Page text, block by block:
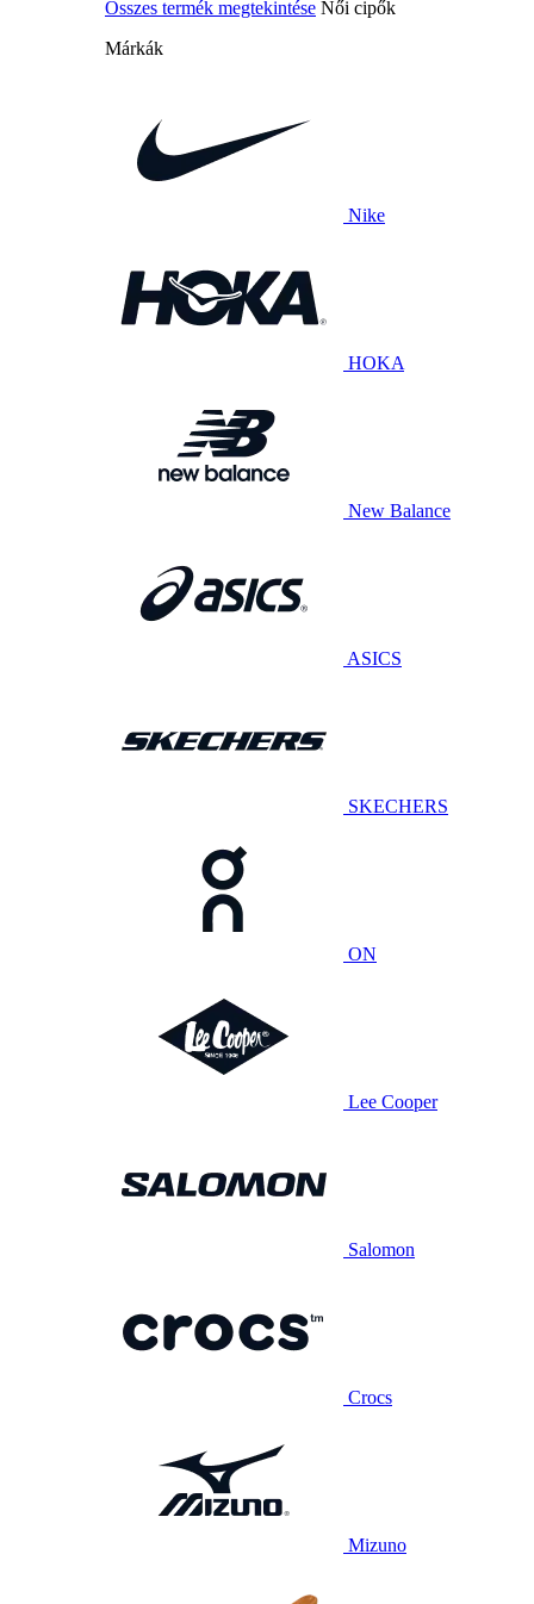
Összes termék megtekintése Női cipők
Márkák
Nike
HOKA
New Balance
ASICS
SKECHERS
ON
Lee Cooper
Salomon
Crocs
Mizuno